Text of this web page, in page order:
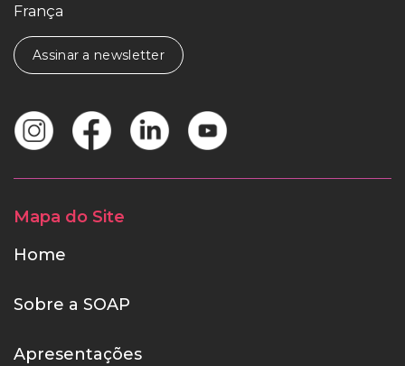
França
Assinar a newsletter
Mapa do Site
Home
Sobre a SOAP
Apresentações